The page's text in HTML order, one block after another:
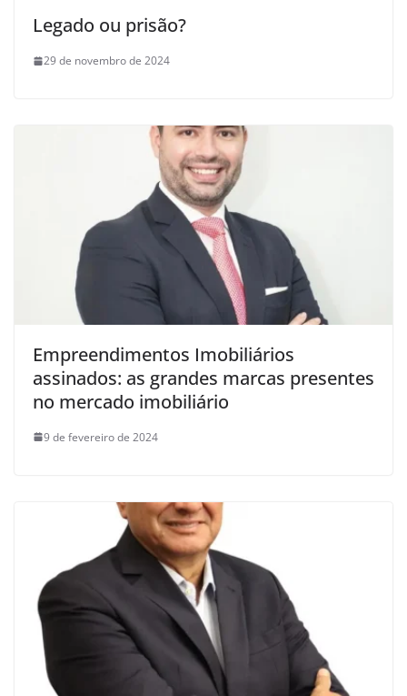
Legado ou prisão?
29 de novembro de 2024
Empreendimentos Imobiliários
assinados: as grandes marcas presentes
no mercado imobiliário
9 de fevereiro de 2024